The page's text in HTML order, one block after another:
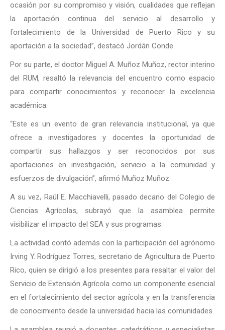
ocasión por su compromiso y visión, cualidades que reflejan
la aportación continua del servicio al desarrollo y
fortalecimiento de la Universidad de Puerto Rico y su
aportación a la sociedad”, destacó Jordán Conde.
Por su parte, el doctor Miguel A. Muñoz Muñoz, rector interino
del RUM, resaltó la relevancia del encuentro como espacio
para compartir conocimientos y reconocer la excelencia
académica.
“Este es un evento de gran relevancia institucional, ya que
ofrece a investigadores y docentes la oportunidad de
compartir sus hallazgos y ser reconocidos por sus
aportaciones en investigación, servicio a la comunidad y
esfuerzos de divulgación”, afirmó Muñoz Muñoz.
A su vez, Raúl E. Macchiavelli, pasado decano del Colegio de
Ciencias Agrícolas, subrayó que la asamblea permite
visibilizar el impacto del SEA y sus programas.
La actividad contó además con la participación del agrónomo
Irving Y. Rodríguez Torres, secretario de Agricultura de Puerto
Rico, quien se dirigió a los presentes para resaltar el valor del
Servicio de Extensión Agrícola como un componente esencial
en el fortalecimiento del sector agrícola y en la transferencia
de conocimiento desde la universidad hacia las comunidades.